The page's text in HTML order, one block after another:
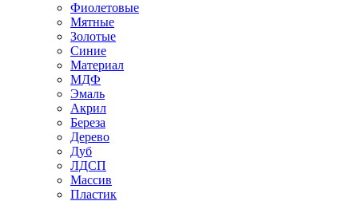
Фиолетовые
Мятные
Золотые
Синие
Материал
МДФ
Эмаль
Акрил
Береза
Дерево
Дуб
ЛДСП
Массив
Пластик